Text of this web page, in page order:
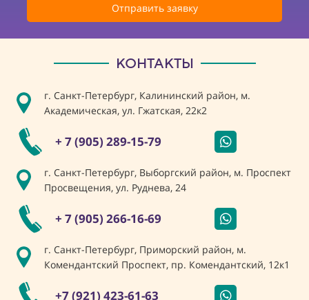
Отправить заявку
КОНТАКТЫ
г. Санкт-Петербург, Калининский район, м.
Академическая, ул. Гжатская, 22к2
+ 7 (905) 289-15-79
г. Санкт-Петербург, Выборгский район, м. Проспект
Просвещения, ул. Руднева, 24
+ 7 (905) 266-16-69
г. Санкт-Петербург, Приморский район, м.
Комендантский Проспект, пр. Комендантский, 12к1
+7 (921) 423-61-63